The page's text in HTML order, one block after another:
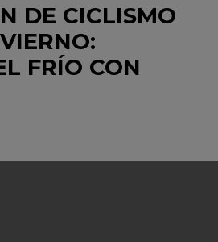
DE CICLISMO
FRÍO CON